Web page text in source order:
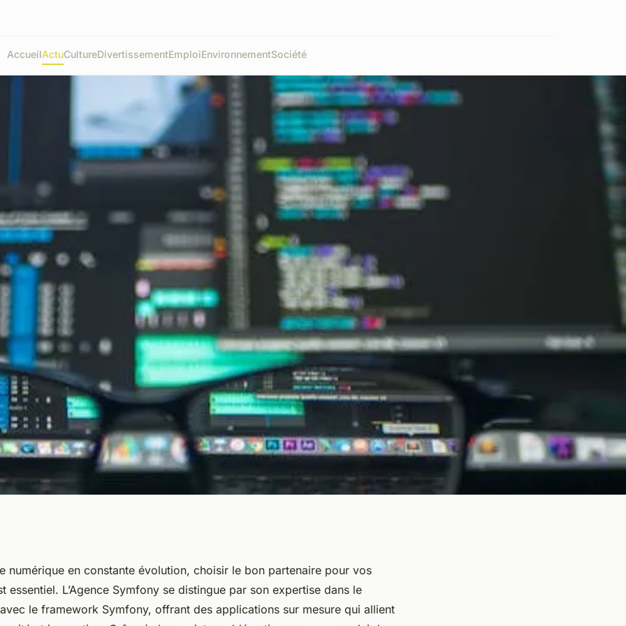
AccueilActuCultureDivertissementEmploiEnvironnementSociété
partenaire
innovantes
numérique en constante évolution, choisir le bon partenaire pour vos
essentiel. L’Agence Symfony se distingue par son expertise dans le
le framework Symfony, offrant des applications sur mesure qui allient